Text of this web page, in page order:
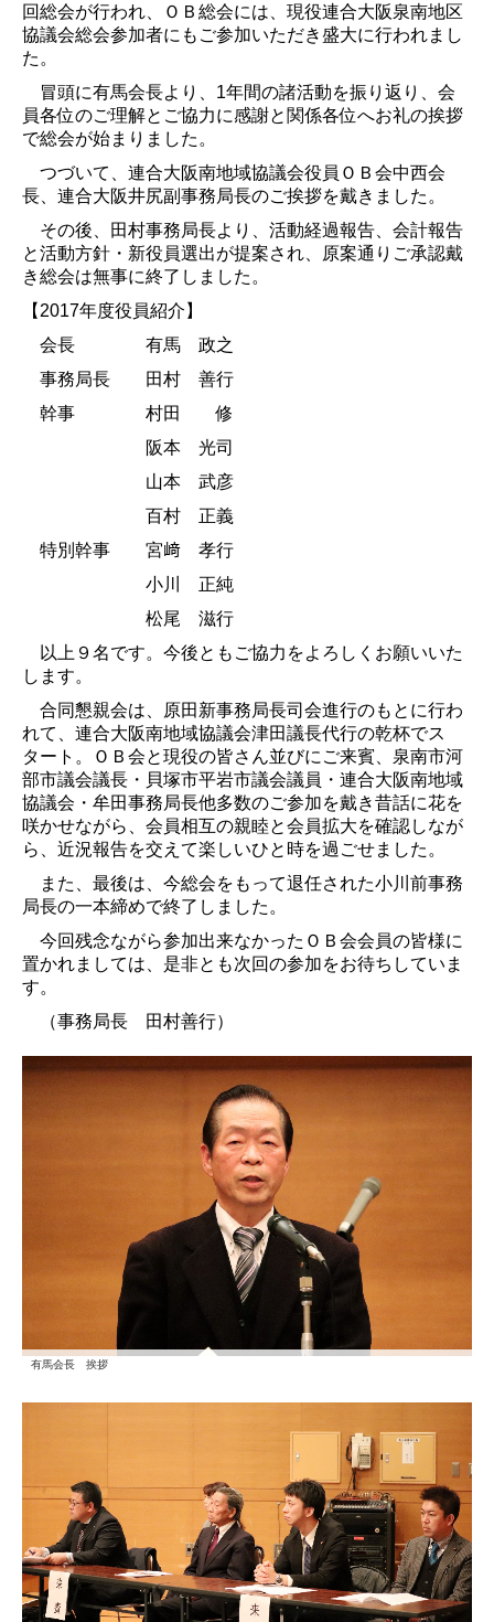
回総会が行われ、ＯＢ総会には、現役連合大阪泉南地区
協議会総会参加者にもご参加いただき盛大に行われまし
た。
冒頭に有馬会長より、 1年間の諸活動を振り返り、会
員各位のご理解とご協力に感謝と関係各位へお礼の挨拶
で総会が始まりました。
つづいて、連合大阪南地域協議会役員ＯＢ会中西会
長、連合大阪井尻副事務局長のご挨拶を戴きました。
その後、田村事務局長より、活動経過報告、会計報告
と活動方針・新役員選出が提案され、原案通りご承認戴
き総会は無事に終了しました。
【 2017年度役員紹介】
会長 有馬 政之
事務局長 田村 善行
幹事 村田 修
阪本 光司
山本 武彦
百村 正義
特別幹事 宮﨑 孝行
小川 正純
松尾 滋行
以上９名です。今後ともご協力をよろしくお願いいた
します。
合同懇親会は、原田新事務局長司会進行のもとに行わ
れて、連合大阪南地域協議会津田議長代行の乾杯でス
タート。ＯＢ会と現役の皆さん並びにご来賓、泉南市河
部市議会議長・貝塚市平岩市議会議員・連合大阪南地域
協議会・牟田事務局長他多数のご参加を戴き昔話に花を
咲かせながら、会員相互の親睦と会員拡大を確認しなが
ら、近況報告を交えて楽しいひと時を過ごせました。
また、最後は、今総会をもって退任された小川前事務
局長の一本締めで終了しました。
今回残念ながら参加出来なかったＯＢ会会員の皆様に
置かれましては、是非とも次回の参加をお待ちしていま
す。
（事務局長 田村善行）
有馬会長 挨拶